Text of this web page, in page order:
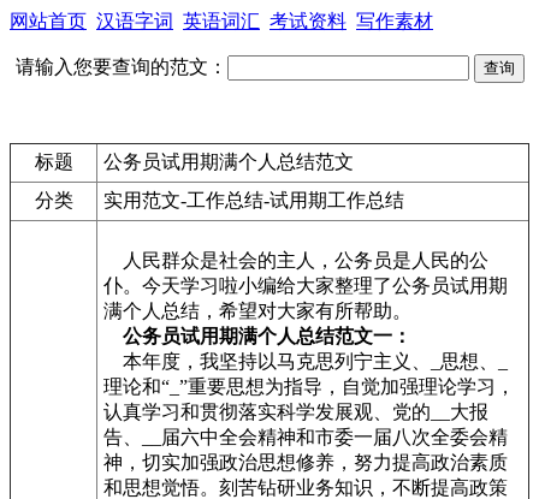
网站首页 汉语字词 英语词汇 考试资料 写作素材
请输入您要查询的范文：
标题
公务员试用期满个人总结范文
分类
实用范文-工作总结-试用期工作总结
人民群众是社会的主人，公务员是人民的公
仆。今天学习啦小编给大家整理了公务员试用期
满个人总结，希望对大家有所帮助。
公务员试用期满个人总结范文一：
本年度，我坚持以马克思列宁主义、_思想、_
理论和“_”重要思想为指导，自觉加强理论学习，
认真学习和贯彻落实科学发展观、党的__ 大报
告、__
届六中全会精神和市委一届八次全委会精
神，切实加强政治思想修养，努力提高政治素质
和思想觉悟。刻苦钻研业务知识，不断提高政策